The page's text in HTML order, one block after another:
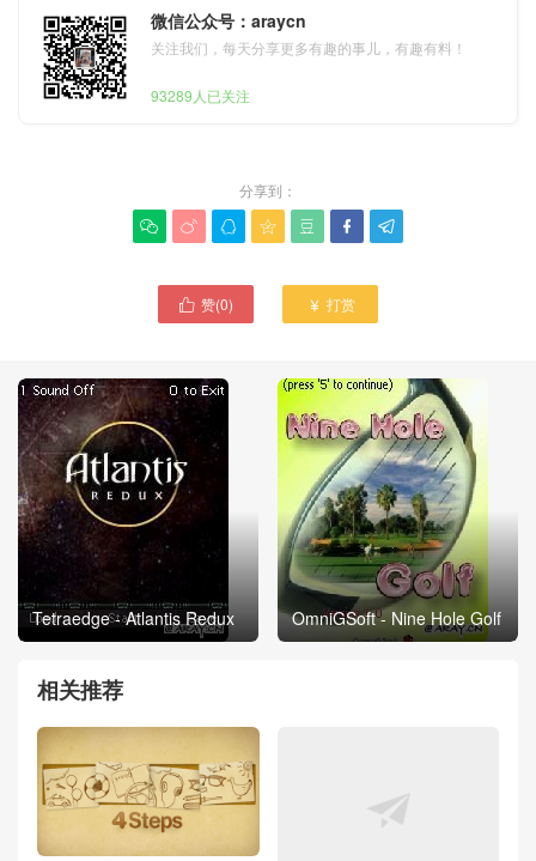
微信公众号：araycn
关注我们，每天分享更多有趣的事儿，有趣有料！
93289人已关注
分享到：
      
 赞(0)  打赏
Tetraedge - Atlantis Redux OmniGSoft - Nine Hole Golf
相关推荐